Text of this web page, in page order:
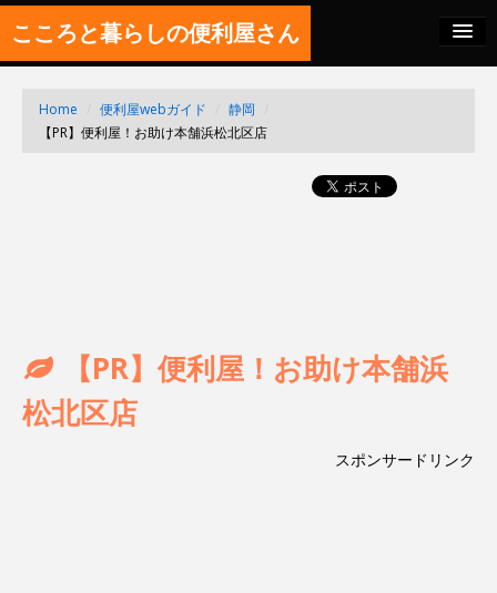
こころと暮らしの便利屋さん
SITEMAP
Home 便利屋webガイド 静岡
【PR】便利屋！お助け本舗浜松北区店
【PR】便利屋！お助け本舗浜
松北区店
スポンサードリンク